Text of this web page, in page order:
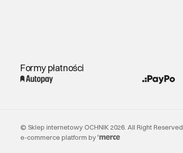
Formy płatności
© Sklep internetowy OCHNIK 2026 . All Right Reserved.
e-commerce platform by